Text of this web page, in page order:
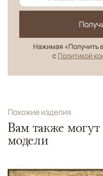
Нажимая «Получить
с Политикой
Похожие изделия
Вам также
модели